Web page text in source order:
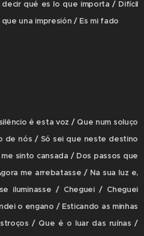
qué es lo que importa / Difícil
una impresión / Es mi fado
é esta voz / Que num soluço
de nós / Só sei que neste destino
sinto cansada / Dos passos que
me arrebatasse / Na sua luz e,
iluminasse / Cheguei / Cheguei
o engano / Esticando as minhas
/ Que é o luar das ruínas /